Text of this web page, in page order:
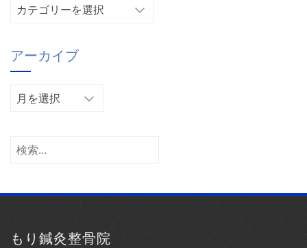
リ
ー
アーカイブ
ア
イ
検
もり鍼灸整骨院